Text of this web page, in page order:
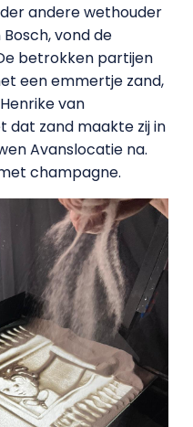
andere wethouder
vond de
betrokken partijen
een emmertje zand,
van
dat zand maakte zij in
Avanslocatie na.
champagne.